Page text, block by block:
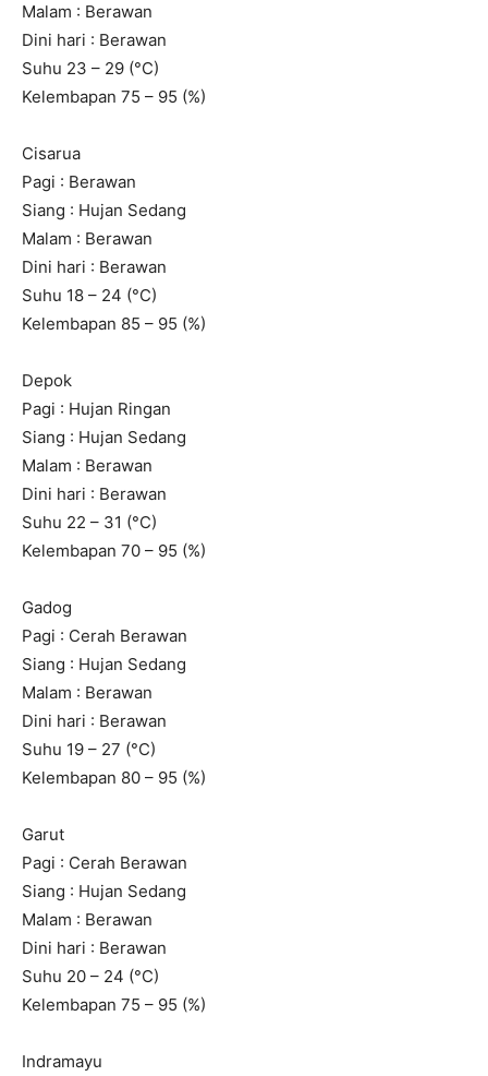
Malam : Berawan
Dini hari : Berawan
Suhu 23 – 29 (°C)
Kelembapan 75 – 95 (%)
Cisarua
Pagi : Berawan
Siang : Hujan Sedang
Malam : Berawan
Dini hari : Berawan
Suhu 18 – 24 (°C)
Kelembapan 85 – 95 (%)
Depok
Pagi : Hujan Ringan
Siang : Hujan Sedang
Malam : Berawan
Dini hari : Berawan
Suhu 22 – 31 (°C)
Kelembapan 70 – 95 (%)
Gadog
Pagi : Cerah Berawan
Siang : Hujan Sedang
Malam : Berawan
Dini hari : Berawan
Suhu 19 – 27 (°C)
Kelembapan 80 – 95 (%)
Garut
Pagi : Cerah Berawan
Siang : Hujan Sedang
Malam : Berawan
Dini hari : Berawan
Suhu 20 – 24 (°C)
Kelembapan 75 – 95 (%)
Indramayu